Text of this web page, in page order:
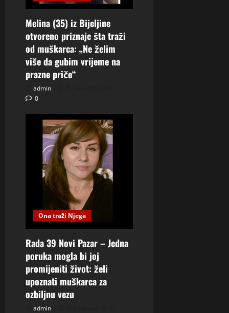
Melina (35) iz Bijeljine
otvoreno priznaje šta traži
od muškarca: „Ne želim
više da gubim vrijeme na
prazne priče“
admin
0
Ona traži Njega
Rada 39 Novi Pazar – Jedna
poruka mogla bi joj
promijeniti život: želi
upoznati muškarca za
ozbiljnu vezu
admin